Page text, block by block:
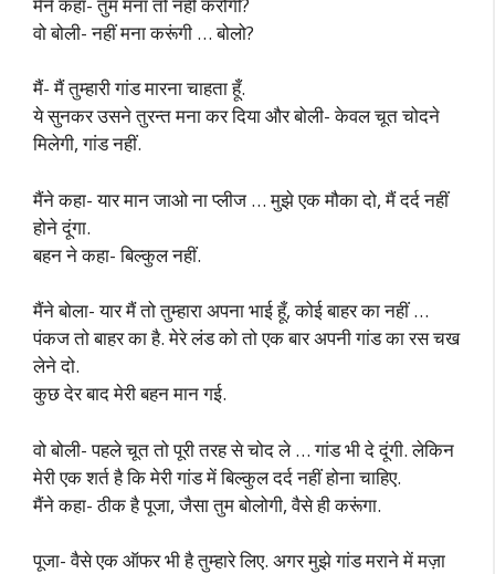
वो बोली- नहीं मना करूंगी … बोलो?
मैं- मैं तुम्हारी गांड मारना चाहता हूँ.
ये सुनकर उसने तुरन्त मना कर दिया और बोली- केवल चूत चोदने
मिलेगी, गांड नहीं.
मैंने कहा- यार मान जाओ ना प्लीज … मुझे एक मौका दो, मैं दर्द नहीं
होने दूंगा.
बहन ने कहा- बिल्कुल नहीं.
मैंने बोला- यार मैं तो तुम्हारा अपना भाई हूँ, कोई बाहर का नहीं …
पंकज तो बाहर का है. मेरे लंड को तो एक बार अपनी गांड का रस चख
लेने दो.
कुछ देर बाद मेरी बहन मान गई.
वो बोली- पहले चूत तो पूरी तरह से चोद ले … गांड भी दे दूंगी. लेकिन
मेरी एक शर्त है कि मेरी गांड में बिल्कुल दर्द नहीं होना चाहिए.
मैंने कहा- ठीक है पूजा, जैसा तुम बोलोगी, वैसे ही करूंगा.
पूजा- वैसे एक ऑफर भी है तुम्हारे लिए. अगर मुझे गांड मराने में मज़ा